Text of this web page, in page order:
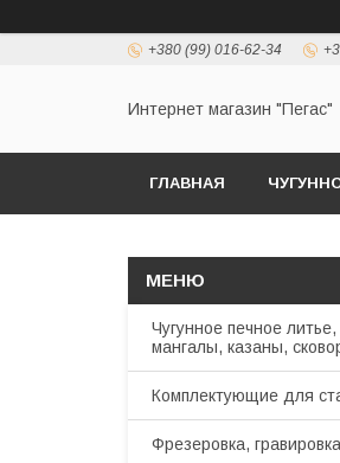
+380 (99) 016-62-34
Интернет магазин "Пегас"
ГЛАВНАЯ
Чугунное печное
мангалы, казаны,
Комплектующие для
Фрезеровка,